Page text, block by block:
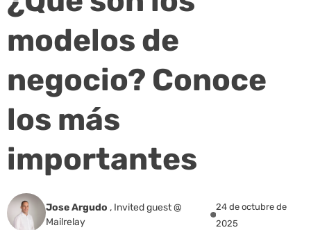
modelos de
negocio? Conoce
los más
importantes
Jose Argudo , Invited guest @
Mailrelay
24 de octubre de
2025